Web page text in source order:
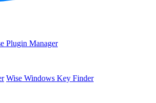
Plugin Manager
Wise Windows Key Finder